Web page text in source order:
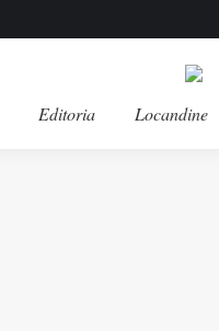
Editoria Locandine